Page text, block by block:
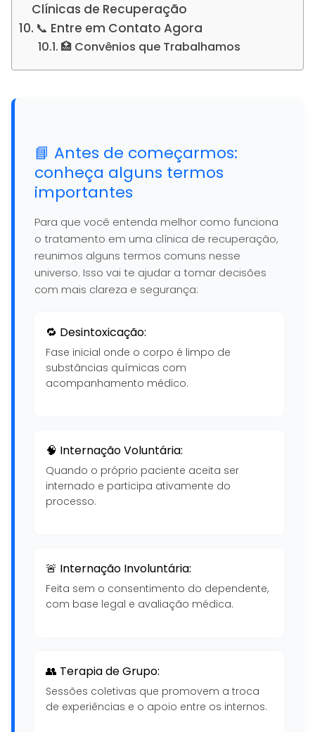
Clínicas de Recuperação
📞 Entre em Contato Agora
🏥 Convênios que Trabalhamos
📘 Antes de começarmos:
conheça alguns termos
importantes
Para que você entenda melhor como funciona
o tratamento em uma clínica de recuperação,
reunimos alguns termos comuns nesse
universo. Isso vai te ajudar a tomar decisões
com mais clareza e segurança:
🔁 Desintoxicação:
Fase inicial onde o corpo é limpo de
substâncias químicas com
acompanhamento médico.
🧠 Internação Voluntária:
Quando o próprio paciente aceita ser
internado e participa ativamente do
processo.
🚨 Internação Involuntária:
Feita sem o consentimento do dependente,
com base legal e avaliação médica.
👥 Terapia de Grupo:
Sessões coletivas que promovem a troca
de experiências e o apoio entre os internos.